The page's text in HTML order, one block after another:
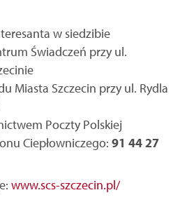
w siedzibie
Świadczeń przy ul.
Miasta Szczecin przy ul. Rydla
Poczty Polskiej
Ciepłowniczego: 91 44 27
www.scs-szczecin.pl/